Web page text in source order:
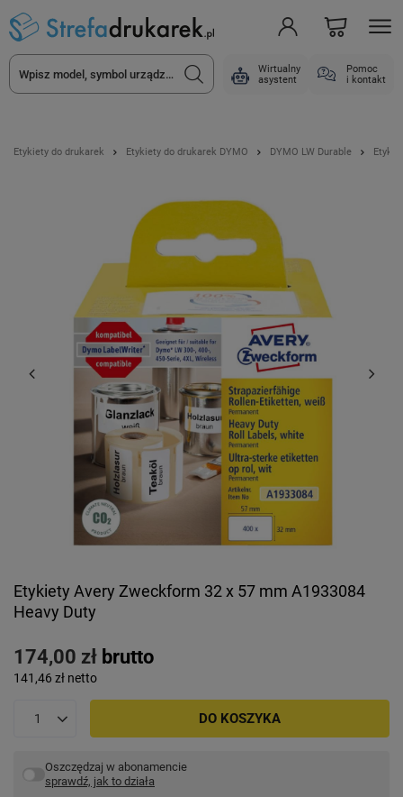
Wirtualny
asystent
Pomoc
i kontakt
Etykiety do drukarek Etykiety do drukarek DYMO DYMO LW Durable
Etykiety Avery Zweckform 32 x 57 mm A1933084
Heavy Duty
174,00 zł brutto
141,46 zł netto
DO KOSZYKA
Oszczędzaj w abonamencie
sprawdź, jak to działa